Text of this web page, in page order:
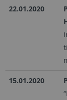
22.01.2020
15.01.2020